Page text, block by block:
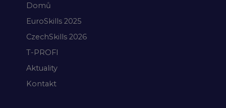
Domů
EuroSkills 2025
CzechSkills 2026
T-PROFI
Aktuality
Kontakt